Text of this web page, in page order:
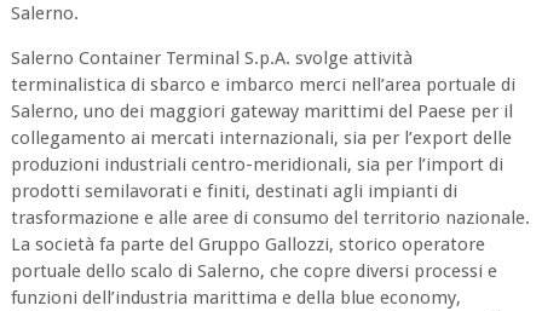
Salerno.
Salerno Container Terminal S.p.A. svolge attività
terminalistica di sbarco e imbarco merci nell’area portuale di
Salerno, uno dei maggiori gateway marittimi del Paese per il
collegamento ai mercati internazionali, sia per l’export delle
produzioni industriali centro-meridionali, sia per l’import di
prodotti semilavorati e finiti, destinati agli impianti di
trasformazione e alle aree di consumo del territorio nazionale.
La società fa parte del Gruppo Gallozzi, storico operatore
portuale dello scalo di Salerno, che copre diversi processi e
funzioni dell’industria marittima e della blue economy,